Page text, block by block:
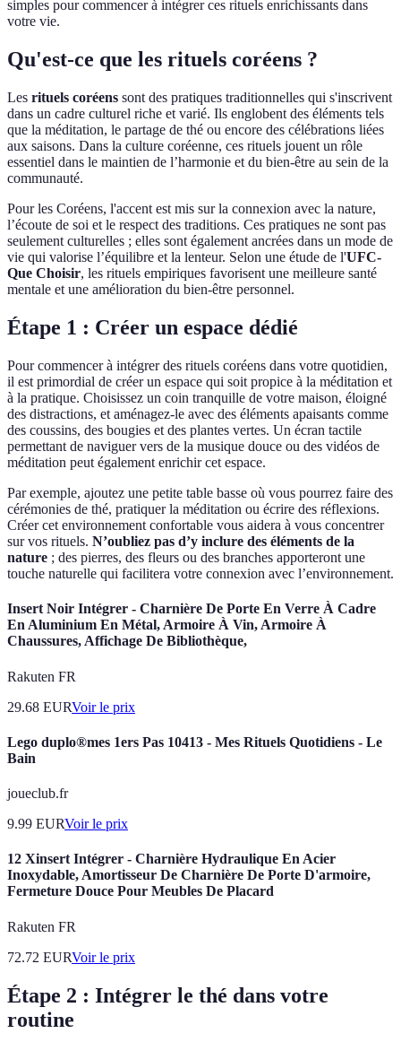
simples pour commencer à intégrer ces rituels enrichissants dans
votre vie.
Qu'est-ce que les rituels coréens ?
Les rituels coréens sont des pratiques traditionnelles qui s'inscrivent
dans un cadre culturel riche et varié. Ils englobent des éléments tels
que la méditation, le partage de thé ou encore des célébrations liées
aux saisons. Dans la culture coréenne, ces rituels jouent un rôle
essentiel dans le maintien de l’harmonie et du bien-être au sein de la
communauté.
Pour les Coréens, l'accent est mis sur la connexion avec la nature,
l’écoute de soi et le respect des traditions. Ces pratiques ne sont pas
seulement culturelles ; elles sont également ancrées dans un mode de
vie qui valorise l’équilibre et la lenteur. Selon une étude de l'UFC-
Que Choisir, les rituels empiriques favorisent une meilleure santé
mentale et une amélioration du bien-être personnel.
Étape 1 : Créer un espace dédié
Pour commencer à intégrer des rituels coréens dans votre quotidien,
il est primordial de créer un espace qui soit propice à la méditation et
à la pratique. Choisissez un coin tranquille de votre maison, éloigné
des distractions, et aménagez-le avec des éléments apaisants comme
des coussins, des bougies et des plantes vertes. Un écran tactile
permettant de naviguer vers de la musique douce ou des vidéos de
méditation peut également enrichir cet espace.
Par exemple, ajoutez une petite table basse où vous pourrez faire des
cérémonies de thé, pratiquer la méditation ou écrire des réflexions.
Créer cet environnement confortable vous aidera à vous concentrer
sur vos rituels. N’oubliez pas d’y inclure des éléments de la
nature ; des pierres, des fleurs ou des branches apporteront une
touche naturelle qui facilitera votre connexion avec l’environnement.
Insert Noir Intégrer - Charnière De Porte En Verre À Cadre
En Aluminium En Métal, Armoire À Vin, Armoire À
Chaussures, Affichage De Bibliothèque,
Rakuten FR
29.68 EURVoir le prix
Lego duplo®mes 1ers Pas 10413 - Mes Rituels Quotidiens - Le
Bain
joueclub.fr
9.99 EURVoir le prix
12 Xinsert Intégrer - Charnière Hydraulique En Acier
Inoxydable, Amortisseur De Charnière De Porte D'armoire,
Fermeture Douce Pour Meubles De Placard
Rakuten FR
72.72 EURVoir le prix
Étape 2 : Intégrer le thé dans votre
routine